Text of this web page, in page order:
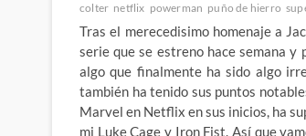
colter netflix powerman puño de hierro
Tras el merecedisimo homenaje a
serie que se estreno hace semana y
algo que finalmente ha sido algo
también ha tenido sus puntos
Marvel en Netflix en sus inicios, ha
mi Luke Cage y Iron Fist. Así que